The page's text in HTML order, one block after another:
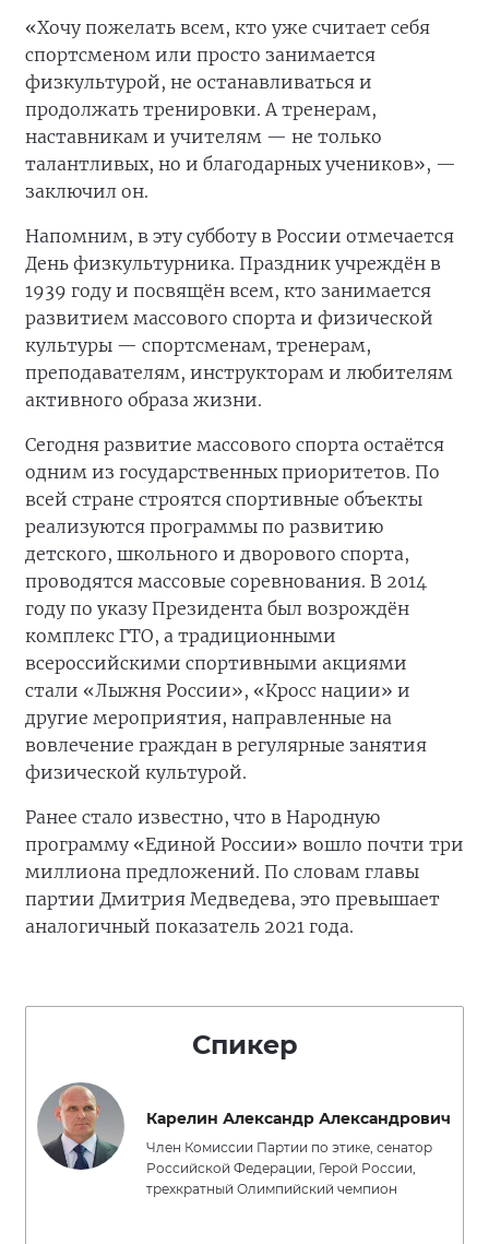
«Хочу пожелать всем, кто уже считает себя
спортсменом или просто занимается
физкультурой, не останавливаться и
продолжать тренировки. А тренерам,
наставникам и учителям — не только
талантливых, но и благодарных учеников», —
заключил он.
Напомним, в эту субботу в России отмечается
День физкультурника. Праздник учреждён в
1939 году и посвящён всем, кто занимается
развитием массового спорта и физической
культуры — спортсменам, тренерам,
преподавателям, инструкторам и любителям
активного образа жизни.
Сегодня развитие массового спорта остаётся
одним из государственных приоритетов. По
всей стране строятся спортивные объекты
реализуются программы по развитию
детского, школьного и дворового спорта,
проводятся массовые соревнования. В 2014
году по указу Президента был возрождён
комплекс ГТО, а традиционными
всероссийскими спортивными акциями
стали «Лыжня России», «Кросс нации» и
другие мероприятия, направленные на
вовлечение граждан в регулярные занятия
физической культурой.
Ранее стало известно, что в Народную
программу «Единой России» вошло почти три
миллиона предложений. По словам главы
партии Дмитрия Медведева, это превышает
аналогичный показатель 2021 года.
Спикер
Карелин Александр Александрович
Член Комиссии Партии по этике, сенатор
Российской Федерации, Герой России,
трехкратный Олимпийский чемпион